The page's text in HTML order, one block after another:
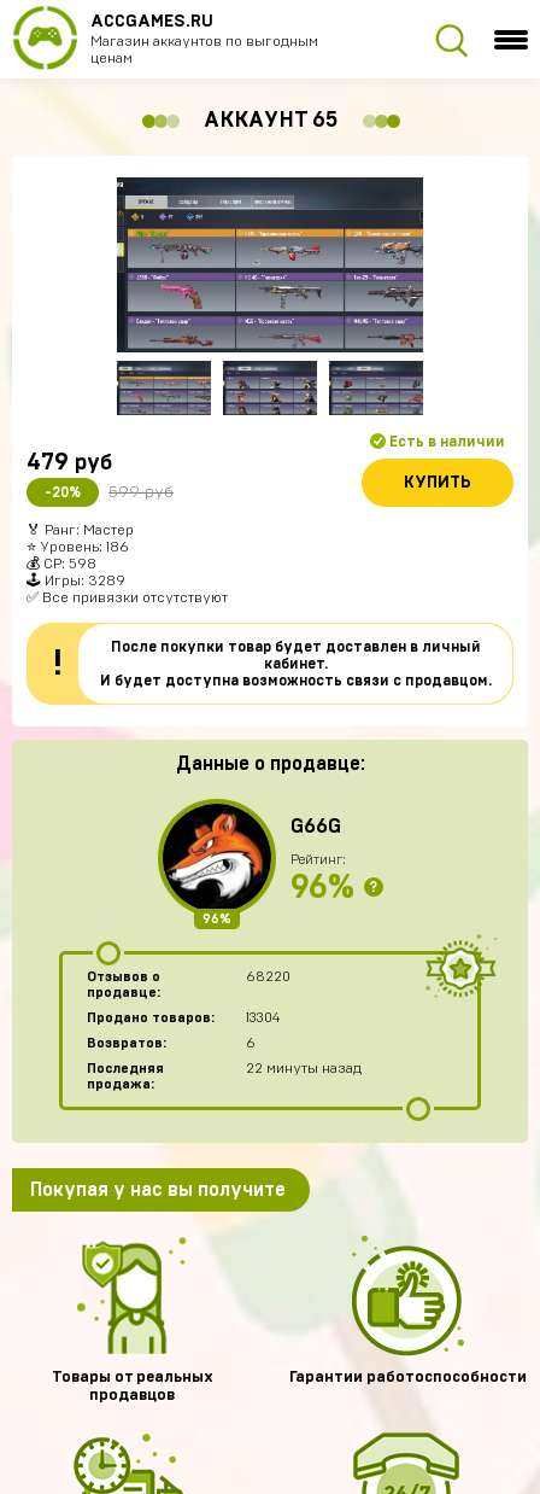
ACCGAMES.RU
Магазин аккаунтов по выгодным
ценам
АККАУНТ 65
479 руб
-20% 599 руб
Есть в наличии
КУПИТЬ
🏅 Ранг: Мастер
⭐️ Уровень: 186
💰 CP: 598
🕹 Игры: 3289
✅ Все привязки отсутствуют
!
После покупки товар будет доставлен в личный
кабинет.
И будет доступна возможность связи с продавцом.
Данные о продавце:
96%
G66G
Рейтинг:
96% ?
Отзывов о
продавце:
68220
Продано товаров:
13304
Возвратов:
6
Последняя
продажа:
22 минуты назад
Покупая у нас вы получите
Товары от реальных
продавцов
Гарантии работоспособности